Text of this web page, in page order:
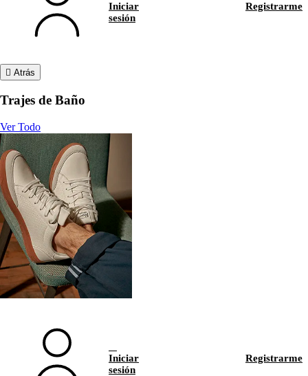
Iniciar
sesión
Registrarme
Atrás
Trajes de Baño
Ver Todo
Iniciar
sesión
Registrarme